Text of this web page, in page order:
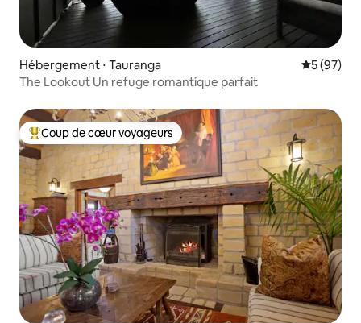
Hébergement ⋅ Tauranga
5 (97)
The Lookout Un refuge romantique parfait
Coups de cœur voyageurs les plus appréciés
Coup de cœur voyageurs